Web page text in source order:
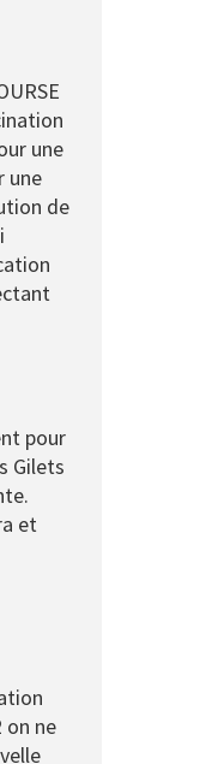
une
une
de
pour
Gilets
et
on ne